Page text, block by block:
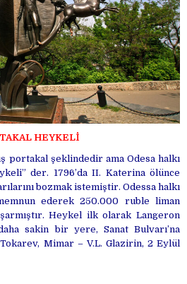
HEYKELİ
portakal şeklindedir ama Odesa halkı
der. 1796’da II. Katerina ölünce
bozmak istemiştir. Odessa halkı
ederek 250.000 ruble liman
Heykel ilk olarak Langeron
sakin bir yere, Sanat Bulvarı’na
Tokarev, Mimar – V.L. Glazirin, 2 Eylül